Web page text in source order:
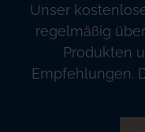
Unser
regelmäßig
Produkten
Empfehlungen.